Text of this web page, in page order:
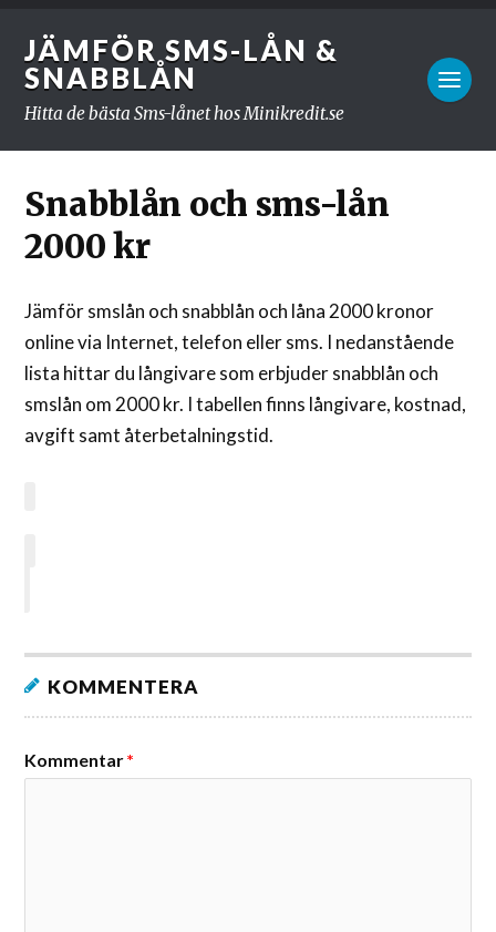
JÄMFÖR SMS-LÅN &
SNABBLÅN
Hitta de bästa Sms-lånet hos Minikredit.se
Snabblån och sms-lån
2000 kr
Jämför smslån och snabblån och låna 2000 kronor
online via Internet, telefon eller sms. I nedanstående
lista hittar du långivare som erbjuder snabblån och
smslån om 2000 kr. I tabellen finns långivare, kostnad,
avgift samt återbetalningstid.
KOMMENTERA
Kommentar*